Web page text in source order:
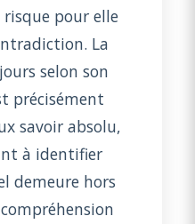
pour elle
La
selon son
précisément
savoir absolu,
à identifier
demeure hors